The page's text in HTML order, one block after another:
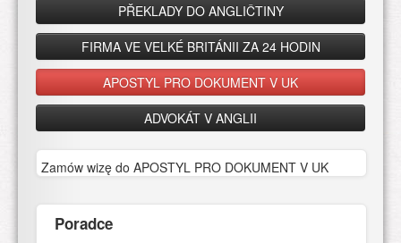
PŘEKLADY DO ANGLIČTINY
FIRMA VE VELKÉ BRITÁNII ZA 24 HODIN
APOSTYL PRO DOKUMENT V UK
ADVOKÁT V ANGLII
Zamów wizę do APOSTYL PRO DOKUMENT V UK
Poradce